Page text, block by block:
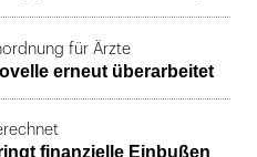
für Ärzte
erneut überarbeitet
finanzielle Einbußen